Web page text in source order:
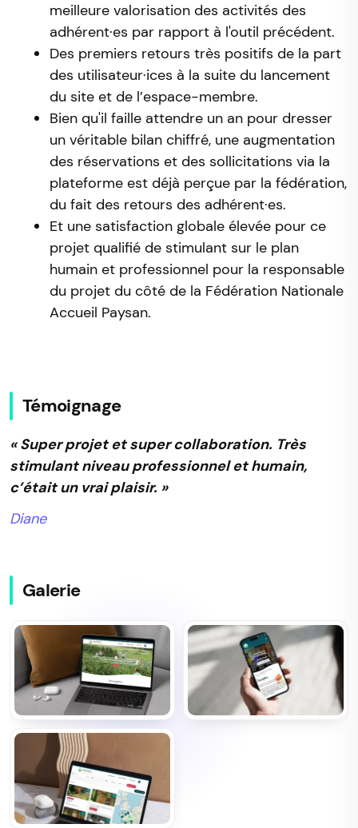
meilleure valorisation des activités des
adhérent·es par rapport à l'outil précédent.
Des premiers retours très positifs de la part
des utilisateur·ices à la suite du lancement
du site et de l’espace-membre.
Bien qu'il faille attendre un an pour dresser
un véritable bilan chiffré, une augmentation
des réservations et des sollicitations via la
plateforme est déjà perçue par la fédération,
du fait des retours des adhérent·es.
Et une satisfaction globale élevée pour ce
projet qualifié de stimulant sur le plan
humain et professionnel pour la responsable
du projet du côté de la Fédération Nationale
Accueil Paysan.
Témoignage
« Super projet et super collaboration. Très
stimulant niveau professionnel et humain,
c’était un vrai plaisir. »
Diane
Galerie